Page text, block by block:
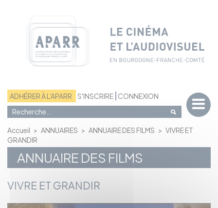
ADHÉRER À L'APARR S'INSCRIRE CONNEXION
Accueil > ANNUAIRES > ANNUAIRE DES FILMS > VIVRE ET
GRANDIR
ANNUAIRE DES FILMS
VIVRE ET GRANDIR